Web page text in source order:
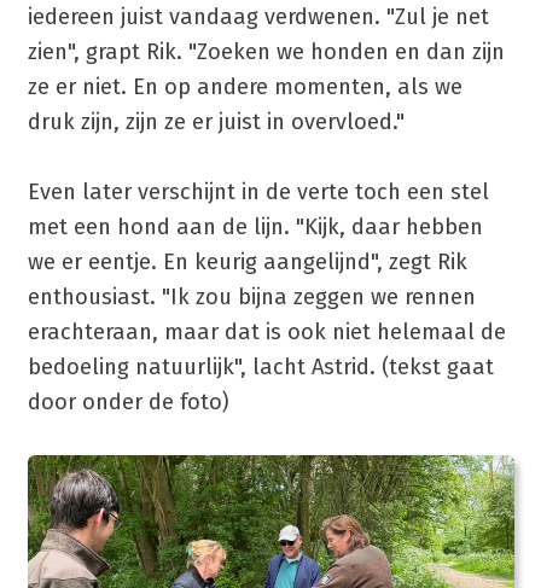
iedereen juist vandaag verdwenen. "Zul je net
zien", grapt Rik. "Zoeken we honden en dan zijn
ze er niet. En op andere momenten, als we
druk zijn, zijn ze er juist in overvloed."
Even later verschijnt in de verte toch een stel
met een hond aan de lijn. "Kijk, daar hebben
we er eentje. En keurig aangelijnd", zegt Rik
enthousiast. "Ik zou bijna zeggen we rennen
erachteraan, maar dat is ook niet helemaal de
bedoeling natuurlijk", lacht Astrid. (tekst gaat
door onder de foto)